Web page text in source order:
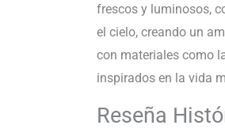
frescos y luminosos,
el cielo, creando un
con materiales como
inspirados en la vida
Reseña